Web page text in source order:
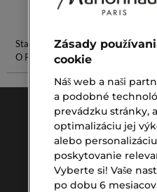
Starostlivosť
O Pleť Po 30
Sérum Just
Doprava
zadarmo
nad €39,-
Zásady
cookie
Náš web a naši
a podobné
prevádzku stránky,
optimalizáciu jej
alebo
poskytovanie
Vyberte si! Vaše
po dobu 6